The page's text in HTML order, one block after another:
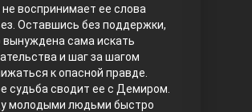
не воспринимает ее слова
Оставшись без поддержки,
вынуждена сама искать
и шаг за шагом
к опасной правде.
судьба сводит ее с Демиром.
молодыми людьми быстро